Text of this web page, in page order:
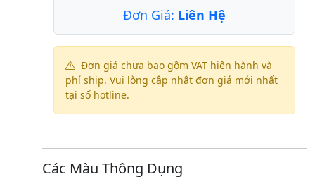
Đơn Giá: Liên Hệ
Đơn giá chưa bao gồm VAT hiện hành và
phí ship. Vui lòng cập nhật đơn giá mới nhất
tại số hotline.
Các Màu Thông Dụng